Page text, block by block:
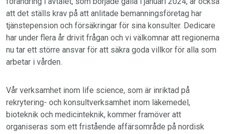
att det ställs krav på att anlitade bemanningsföretag har
tjänstepension och försäkringar för sina konsulter. Dedicare
har under flera år drivit frågan och vi välkomnar att regionerna
nu tar ett större ansvar för att säkra goda villkor för alla som
arbetar i vården.
Vår verksamhet inom life science, som är inriktad på
rekrytering- och konsultverksamhet inom läkemedel,
bioteknik och medicinteknik, kommer framöver att
organiseras som ett fristående affärsområde på nordisk